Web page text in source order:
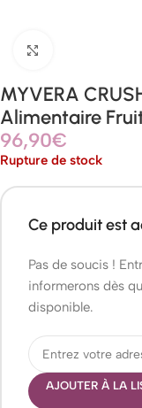
MYVERA
Alimentaire
96,90€
Rupture de stock
Ce produit est
Pas de soucis !
informerons dès
disponible.
AJOUTER À LA